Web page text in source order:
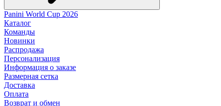
Panini World Cup 2026
Каталог
Команды
Новинки
Распродажа
Персонализация
Информация о заказе
Размерная сетка
Доставка
Оплата
Возврат и обмен